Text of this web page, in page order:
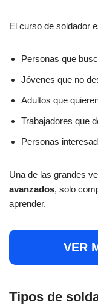
El curso de soldador
Personas que
Jóvenes que no
Adultos que
Trabajadores que
Personas
Una de las grandes
avanzados, solo
aprender.
VER
Tipos de